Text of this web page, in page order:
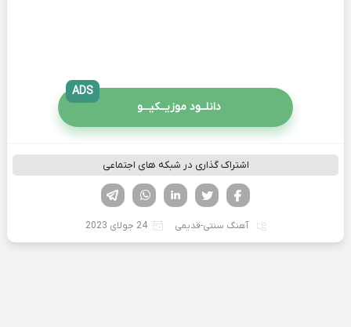
دانلــود موزیــکیـــو
ADS
اشتراک گذاری در شبکه های اجتماعی
لینکدین تویتر
فیسوک
آهنگ سنتی-قدیمی 24 جولای 2023